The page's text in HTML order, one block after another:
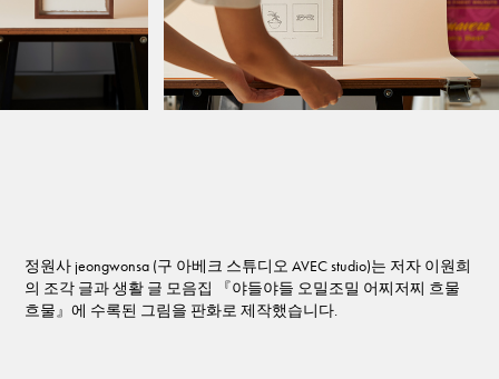
정원사 jeongwonsa (구 아베크 스튜디오 AVEC studio)는 저자 이원희
의 조각 글과 생활 글 모음집 『야들야들 오밀조밀 어찌저찌 흐물
흐물』에 수록된 그림을 판화로 제작했습니다.